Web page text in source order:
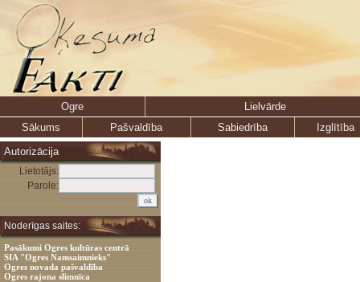
Ogre
Lielvārde
Sākums
Pašvaldība Sabiedrība
Izglītība
Autorizācija
Lietotājs:
Parole:
Noderīgas saites:
Pasākumi Ogres kultūras centrā
SIA "Ogres Namsaimnieks"
Ogres novada pašvaldība
Ogres rajona slimnīca